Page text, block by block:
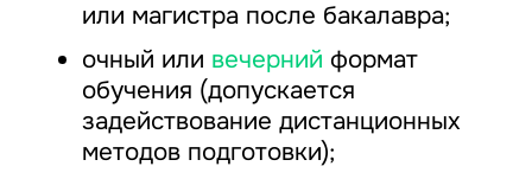
или магистра после бакалавра;
очный или вечерний формат
обучения (допускается
задействование дистанционных
методов подготовки);